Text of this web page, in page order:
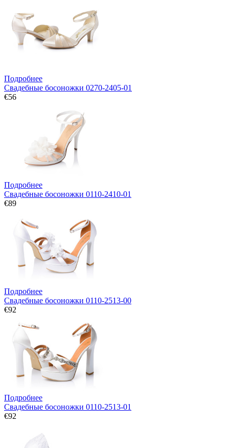
Подробнее
Свадебные босоножки 0270-2405-01
€56
Подробнее
Свадебные босоножки 0110-2410-01
€89
Подробнее
Свадебные босоножки 0110-2513-00
€92
Подробнее
Свадебные босоножки 0110-2513-01
€92